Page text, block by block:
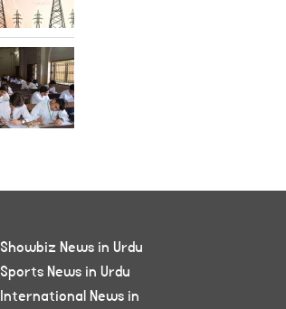
Showbiz News in Urdu
Sports News in Urdu
International News in